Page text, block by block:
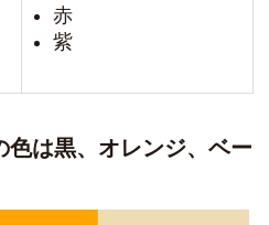
赤
紫
色は黒、オレンジ、ベー